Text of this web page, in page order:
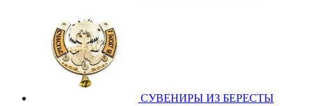
СУВЕНИРЫ ИЗ БЕРЕСТЫ